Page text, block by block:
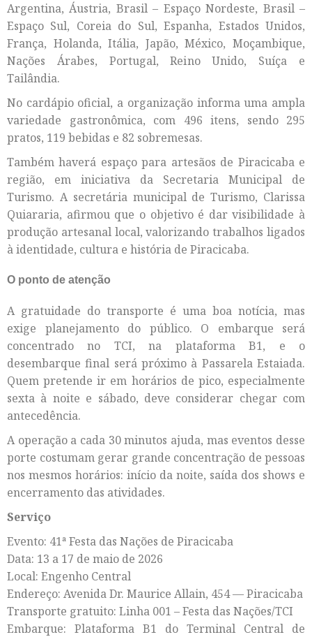
Argentina, Áustria, Brasil – Espaço Nordeste, Brasil –
Espaço Sul, Coreia do Sul, Espanha, Estados Unidos,
França, Holanda, Itália, Japão, México, Moçambique,
Nações Árabes, Portugal, Reino Unido, Suíça e
Tailândia.
No cardápio oficial, a organização informa uma ampla
variedade gastronômica, com 496 itens, sendo 295
pratos, 119 bebidas e 82 sobremesas.
Também haverá espaço para artesãos de Piracicaba e
região, em iniciativa da Secretaria Municipal de
Turismo. A secretária municipal de Turismo, Clarissa
Quiararia, afirmou que o objetivo é dar visibilidade à
produção artesanal local, valorizando trabalhos ligados
à identidade, cultura e história de Piracicaba.
O ponto de atenção
A gratuidade do transporte é uma boa notícia, mas
exige planejamento do público. O embarque será
concentrado no TCI, na plataforma B1, e o
desembarque final será próximo à Passarela Estaiada.
Quem pretende ir em horários de pico, especialmente
sexta à noite e sábado, deve considerar chegar com
antecedência.
A operação a cada 30 minutos ajuda, mas eventos desse
porte costumam gerar grande concentração de pessoas
nos mesmos horários: início da noite, saída dos shows e
encerramento das atividades.
Serviço
Evento: 41ª Festa das Nações de Piracicaba
Data: 13 a 17 de maio de 2026
Local: Engenho Central
Endereço: Avenida Dr. Maurice Allain, 454 — Piracicaba
Transporte gratuito: Linha 001 – Festa das Nações/TCI
Embarque: Plataforma B1 do Terminal Central de